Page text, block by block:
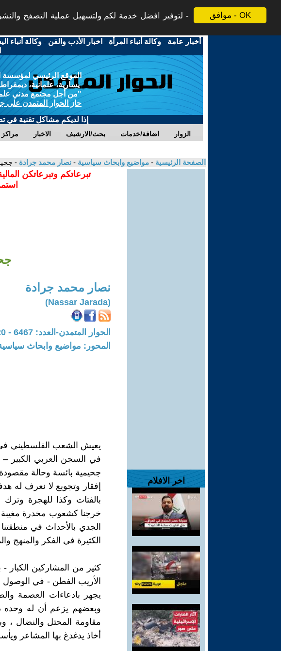
موافق - OK
لتوفير افضل خدمة لكم ولتسهيل عملية التصفح
أخبار عامة -وكالة أنباء المرأة - اخبار الأدب والفن -وكالة أنباء
الموقع الرئيسي لمؤسسة
يسارية، علمانية،
"من أجل مجتمع مدني
حاز الحوار المتمدن على
إذا لديكم مشاكل تقنية في
مراكز الاخبار بحث/الارشيف اضافة/خدمات الزوار
الصفحة الرئيسية - مواضيع وابحاث سياسية - نصار محمد جرادة -
اخر الافلام
تبرعاتكم وتبرعاتكن
نصار محمد جرادة
(Nassar Jarada)
الحوار المتمدن-العدد: 6467 - 2020 / 1 / 17 - 22:13
المحور: مواضيع وابحاث
يعيش الشعب الفلسطيني
في السجن العربي الكبير –
جحيمية بائسة وحالة
إفقار وتجويع لا نعرف له
بالفتات وكذا للهجرة
خرجنا كشعوب مخدرة مغيبة
الجدي بالأحداث في
الكثيرة في الفكر والمنهج
كثير من المشاركين الكبار
الأريب الفطن - في الوصول
يجهر بادعاءات العصمة
وبعضهم يزعم أن له وحده
مقاومة المحتل والنضال ،
أخاذ يدغدغ بها المشاعر